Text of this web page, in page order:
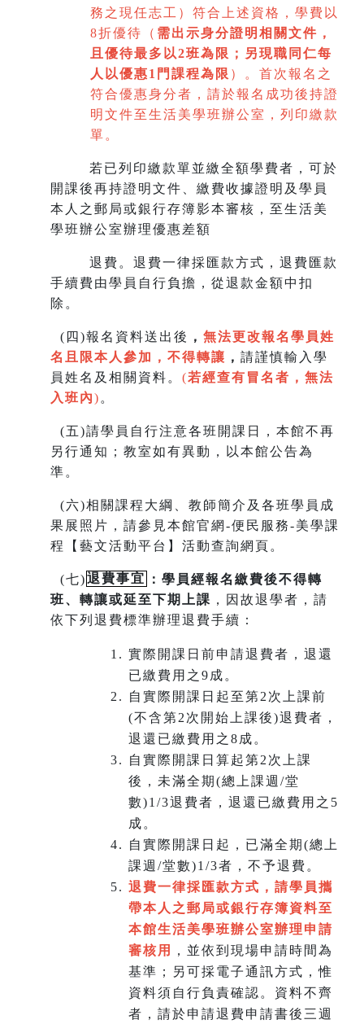
務之現任志工）符合上述資格，學費以
8折優待（ 需出示身分證明相關文件，
且優待最多以2班為限 ； 另現職同仁每
人以優惠1門課程為限 ）。首次報名之
符合優惠身分者，請於報名成功後持證
明文件至生活美學班辦公室，列印繳款
單。
若已列印繳款單並繳全額學費者，可於
開課後再持證明文件、繳費收據證明及學員
本人之郵局或銀行存簿影本審核，至生活美
學班辦公室辦理優惠差額
退費。退費一律採匯款方式，退費匯款
手續費由學員自行負擔，從退款金額中扣
除。
( 四)報名資料送出後 ， 無法更改報名學員姓
名且限本人參加，不得轉讓 ， 請謹慎輸入學
員姓名及相關資料。 (若經查有冒名者，無法
入班內) 。
(五)請學員自行注意各班開課日，本館不再
另行通知；教室如有異動，以本館公告為
準。
(六)相關課程大綱、教師簡介及各班學員成
果展照片，請參見本館官網-便民服務-美學課
程【藝文活動平台】活動查詢網頁。
(七)退費事宜
：學員經報名繳費後不得轉
班、 轉讓或延至下期上課 ，因故退學者，請
依下列退費標準辦理退費手續：
實際開課日前申請退費者，退還
已繳費用之9成。
自實際開課日起至第2次上課前
(不含第2次開始上課後)退費者，
退還已繳費用之8成。
自實際開課日算起第2次上課
後，未滿全期(總上課週/堂
數)1/3退費者，退還已繳費用之5
成。
自實際開課日起，已滿全期(總上
課週/堂數)1/3者，不予退費。
退費一律採匯款方式，請學員攜
帶本人之郵局或銀行存簿資料至
本館生活美學班辦公室辦理申請
審核用
，並依到現場申請時間為
基準；另可採電子通訊方式，惟
資料須自行負責確認。資料不齊
者，請於申請退費申請書後三週